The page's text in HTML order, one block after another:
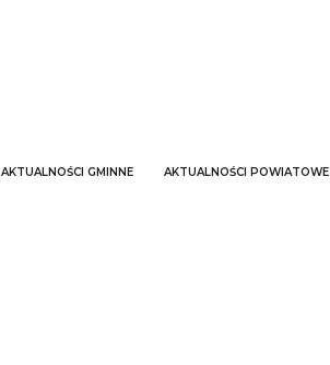
AKTUALNOŚCI GMINNE AKTUALNOŚCI POWIATOWE